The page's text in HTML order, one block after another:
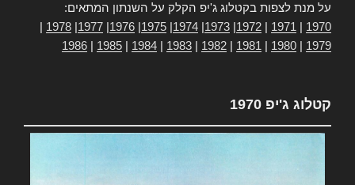
על מנת לצפות בקטלוג ג'יפ הקלק על השנתון המתאים:
1970
1971
1972
1973
1974
1975
1976
1977
1978
1979
1980
1981
1982
1983
1984
1985
1986
קטלוג ג'יפ 1970